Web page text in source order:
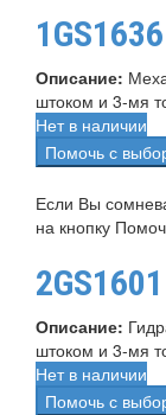
1GS1636
Описание:
штоком и 3-мя
Нет в наличии
Помочь с
Если Вы
на кнопку
2GS1601
Описание:
штоком и 3-мя
Нет в наличии
Помочь с